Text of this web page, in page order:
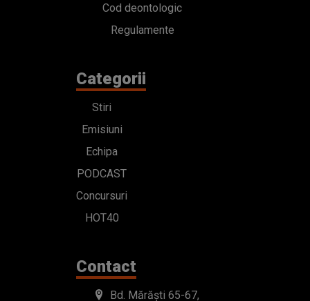
Cod deontologic
Regulamente
Categorii
Stiri
Emisiuni
Echipa
PODCAST
Concursuri
HOT40
Contact
Bd. Mărăști 65-67,